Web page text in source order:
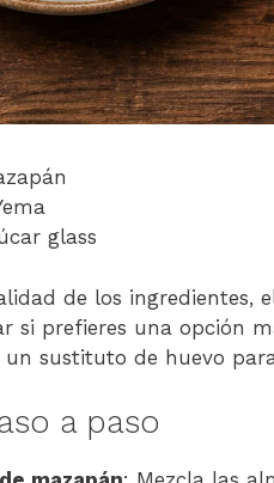
glass
de los ingredientes,
si prefieres una opción
sustituto de huevo
a paso